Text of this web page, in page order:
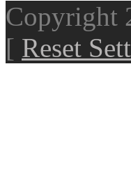
Copyright
[ Reset